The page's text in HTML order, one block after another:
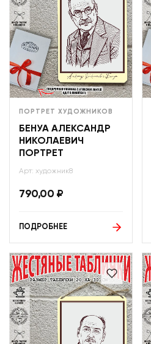
ПОРТРЕТ ХУДОЖНИКОВ
БЕНУА АЛЕКСАНДР
НИКОЛАЕВИЧ
ПОРТРЕТ
Арт: художник8
790,00 ₽
ПОДРОБНЕЕ